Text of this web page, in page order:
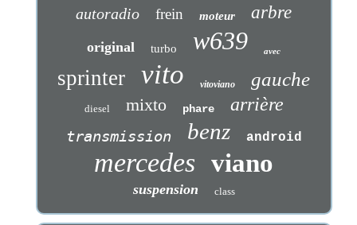
autoradio frein moteur arbre
original turbo w639 avec
sprinter vito vitoviano gauche
diesel mixto phare arrière
transmission benz android
mercedes viano
suspension class